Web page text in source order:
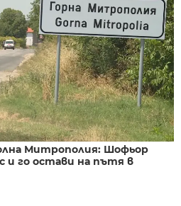
Митрополия: Шофьор
и го остави на пътя в